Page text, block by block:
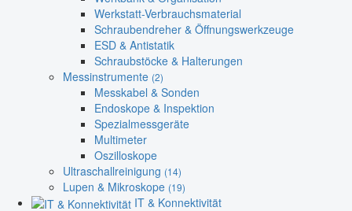
Werkstatt-Verbrauchsmaterial
Schraubendreher & Öffnungswerkzeuge
ESD & Antistatik
Schraubstöcke & Halterungen
Messinstrumente (2)
Messkabel & Sonden
Endoskope & Inspektion
Spezialmessgeräte
Multimeter
Oszilloskope
Ultraschallreinigung (14)
Lupen & Mikroskope (19)
IT & Konnektivität